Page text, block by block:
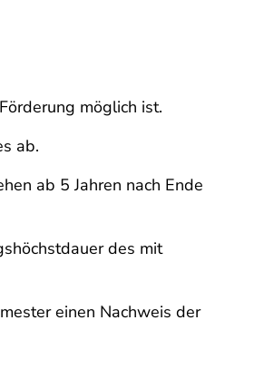
möglich ist.
ab.
ab 5 Jahren nach Ende
des mit
einen Nachweis der